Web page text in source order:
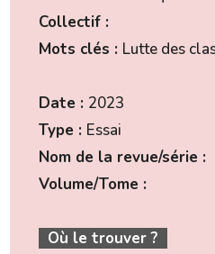
Collectif :
Mots clés : Lutte des
Date : 2023
Type : Essai
Nom de la revue/série :
Volume/Tome :
Où le trouver ?